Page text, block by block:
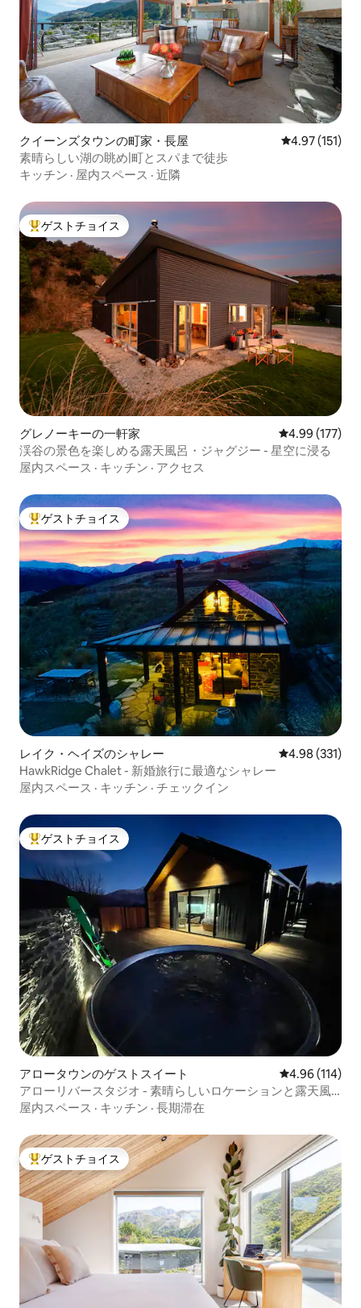
クイーンズタウンの町家・長屋 レビュー151
4.97 (151)
素晴らしい湖の眺め|町とスパまで徒歩
キッチン · 屋内スペース · 近隣
大好評のゲストチョイスです。
ゲストチョイス
グレノーキーの一軒家 レビュー177
4.99 (177)
渓谷の景色を楽しめる露天風呂・ジャグジー - 星空に浸る
屋内スペース · キッチン · アクセス
大好評のゲストチョイスです。
ゲストチョイス
レイク・ヘイズのシャレー レビュー331
4.98 (331)
HawkRidge Chalet - 新婚旅行に最適なシャレー
屋内スペース · キッチン · チェックイン
大好評のゲストチョイスです。
ゲストチョイス
アロータウンのゲストスイート レビュー114
4.96 (114)
アローリバースタジオ - 素晴らしいロケーションと露天風
呂・ジャグジー
屋内スペース · キッチン · 長期滞在
大好評のゲストチョイスです。
ゲストチョイス